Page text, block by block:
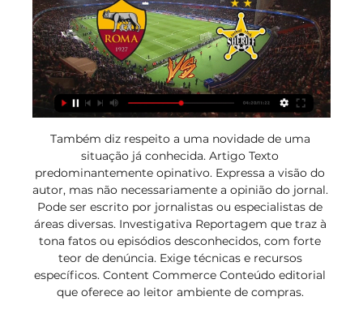
Também diz respeito a uma novidade de uma
situação já conhecida. Artigo Texto
predominantemente opinativo. Expressa a visão do
autor, mas não necessariamente a opinião do jornal.
Pode ser escrito por jornalistas ou especialistas de
áreas diversas. Investigativa Reportagem que traz à
tona fatos ou episódios desconhecidos, com forte
teor de denúncia. Exige técnicas e recursos
específicos. Content Commerce Conteúdo editorial
que oferece ao leitor ambiente de compras.